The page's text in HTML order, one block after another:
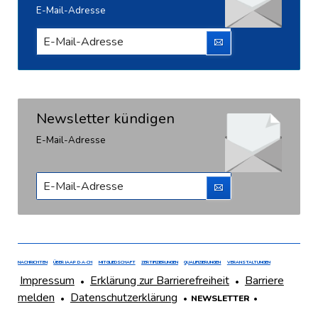
E-Mail-Adresse
Newsletter kündigen
E-Mail-Adresse
NAVIGATION
HAUPTMENÜ
FUSSZEILE
NACHRICHTEN ÜBER IAAP D·A·CH MITGLIEDSCHAFT ZERTIFIZIERUNGEN QUALIFIZIERUNGEN VERANSTALTUNGEN
NAVIGATION
ÜBERSPRINGEN
FOOTER
LINKS
Impressum Erklärung zur Barrierefreiheit
Barriere
melden
Datenschutzerklärung NEWSLETTER